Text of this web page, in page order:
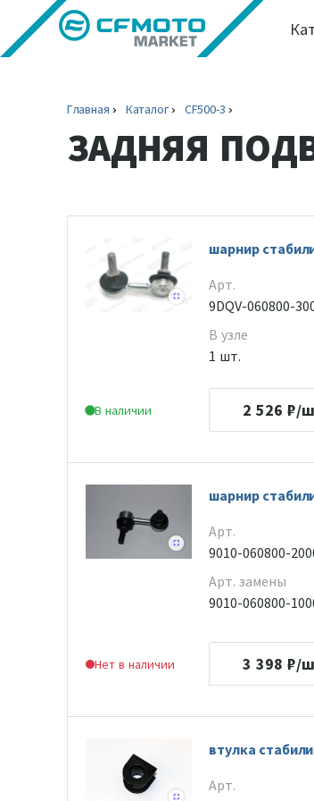
Главная Каталог CF500-3
ЗАДНЯЯ
В наличии
шарнир
Арт.
9DQV-060800-
В узле
1 шт.
2 526 ₽/
Нет в наличии
шарнир
Арт.
9010-060800-
Арт. замены
9010-060800-
3 398 ₽/
втулка
Арт.